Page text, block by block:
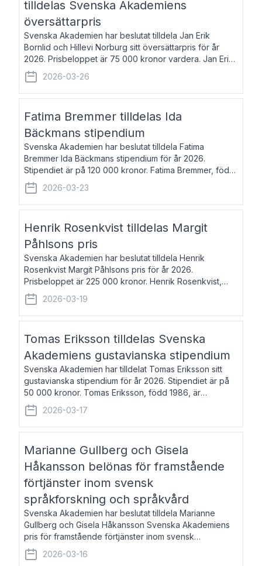
tilldelas Svenska Akademiens
översättarpris
Svenska Akademien har beslutat tilldela Jan Erik
Bornlid och Hillevi Norburg sitt översättarpris för år
2026. Prisbeloppet är 75 000 kronor vardera. Jan Erik
Bornlid, född 1947, är översättare från tyska. Han är
främst känd för sina översät
2026-03-26
Fatima Bremmer tilldelas Ida
Bäckmans stipendium
Svenska Akademien har beslutat tilldela Fatima
Bremmer Ida Bäckmans stipendium för år 2026.
Stipendiet är på 120 000 kronor. Fatima Bremmer, född
1977, är journalist och författare. Hon utkom i fjol med
boken Ligan. Klarakvarterens blodsyst
2026-03-23
Henrik Rosenkvist tilldelas Margit
Påhlsons pris
Svenska Akademien har beslutat tilldela Henrik
Rosenkvist Margit Påhlsons pris för år 2026.
Prisbeloppet är 225 000 kronor. Henrik Rosenkvist,
född 1965, är professor i nordiska språk vid Göteborgs
universitet. Han disputerade 2004 på avhan
2026-03-19
Tomas Eriksson tilldelas Svenska
Akademiens gustavianska stipendium
Svenska Akademien har tilldelat Tomas Eriksson sitt
gustavianska stipendium för år 2026. Stipendiet är på
50 000 kronor. Tomas Eriksson, född 1986, är
projektledare inom marknadsföring och författare och
utkom i fjol med boken Syndabocken.
2026-03-17
Marianne Gullberg och Gisela
Håkansson belönas för framstående
förtjänster inom svensk
språkforskning och språkvård
Svenska Akademien har beslutat tilldela Marianne
Gullberg och Gisela Håkansson Svenska Akademiens
pris för framstående förtjänster inom svensk
språkforskning och språkvård till minne av Carl Gabriel
och Karin Forsberg för år 2026. Prissumma
2026-03-16